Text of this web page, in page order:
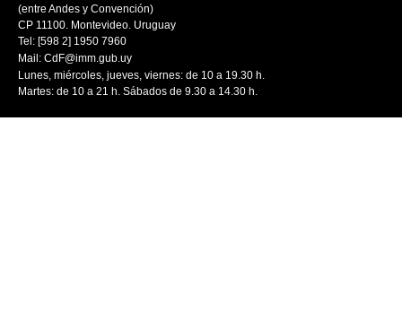
(entre Andes y Convención)
CP 11100. Montevideo. Uruguay
Tel: [598 2] 1950 7960
Mail: CdF@imm.gub.uy
Lunes, miércoles, jueves, viernes: de 10 a 19.30 h.
Martes: de 10 a 21 h. Sábados de 9.30 a 14.30 h.